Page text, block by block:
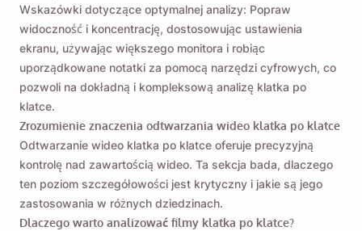
Wskazówki dotyczące optymalnej analizy: Popraw
widoczność i koncentrację, dostosowując ustawienia
ekranu, używając większego monitora i robiąc
uporządkowane notatki za pomocą narzędzi cyfrowych, co
pozwoli na dokładną i kompleksową analizę klatka po
klatce.
Zrozumienie znaczenia odtwarzania wideo klatka po klatce
Odtwarzanie wideo klatka po klatce oferuje precyzyjną
kontrolę nad zawartością wideo. Ta sekcja bada, dlaczego
ten poziom szczegółowości jest krytyczny i jakie są jego
zastosowania w różnych dziedzinach.
Dlaczego warto analizować filmy klatka po klatce?